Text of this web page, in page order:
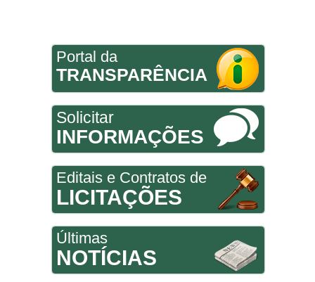
Portal da
TRANSPARÊNCIA
Solicitar
INFORMAÇÕES
Editais e Contratos de
LICITAÇÕES
Últimas
NOTÍCIAS